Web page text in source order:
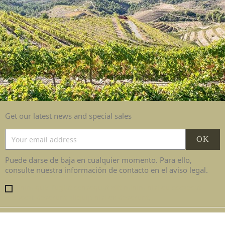
Get our latest news and special sales
Puede darse de baja en cualquier momento. Para ello,
consulte nuestra información de contacto en el aviso legal.